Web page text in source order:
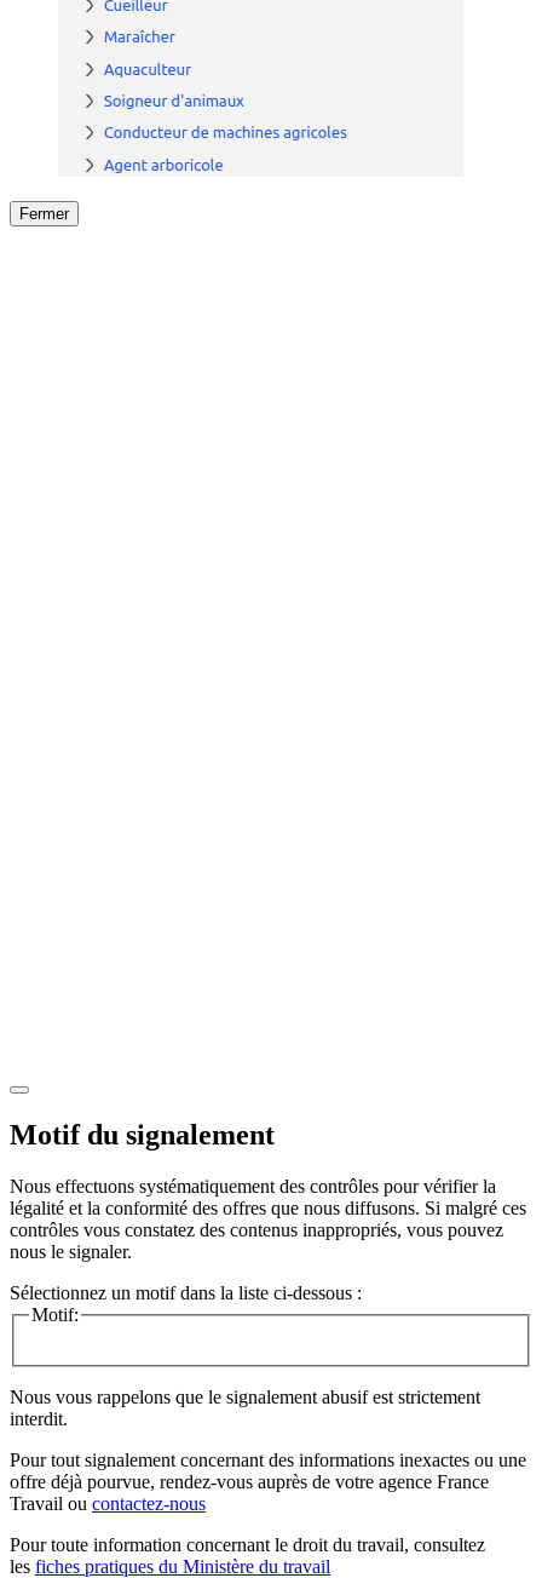
Fermer
Motif du signalement
Nous effectuons systématiquement des contrôles pour vérifier la
légalité et la conformité des offres que nous diffusons. Si malgré ces
contrôles vous constatez des contenus inappropriés, vous pouvez
nous le signaler.
Sélectionnez un motif dans la liste ci-dessous :
Motif:
Nous vous rappelons que le signalement abusif est strictement
interdit.
Pour tout signalement concernant des informations inexactes ou une
offre déjà pourvue, rendez-vous auprès de votre agence France
Travail ou contactez-nous
Pour toute information concernant le droit du travail, consultez
les fiches pratiques du Ministère du travail